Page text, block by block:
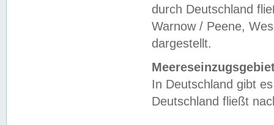
durch Deutschland
Warnow / Peene,
dargestellt.
In Deutschland gibt
Deutschland fließt